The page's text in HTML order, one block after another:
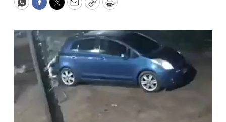
WhatsApp
Facebook
Twitter
EmailCopyPrint